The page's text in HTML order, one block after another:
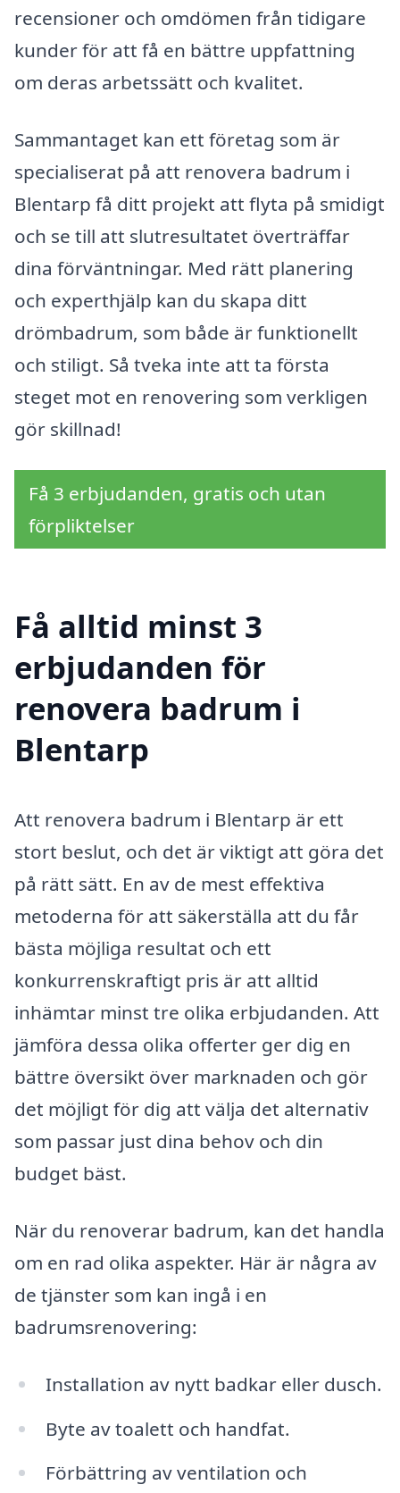
recensioner och omdömen från tidigare
kunder för att få en bättre uppfattning
om deras arbetssätt och kvalitet.
Sammantaget kan ett företag som är
specialiserat på att renovera badrum i
Blentarp få ditt projekt att flyta på smidigt
och se till att slutresultatet överträffar
dina förväntningar. Med rätt planering
och experthjälp kan du skapa ditt
drömbadrum, som både är funktionellt
och stiligt. Så tveka inte att ta första
steget mot en renovering som verkligen
gör skillnad!
Få 3 erbjudanden, gratis och utan
förpliktelser
Få alltid minst 3
erbjudanden för
renovera badrum i
Blentarp
Att renovera badrum i Blentarp är ett
stort beslut, och det är viktigt att göra det
på rätt sätt. En av de mest effektiva
metoderna för att säkerställa att du får
bästa möjliga resultat och ett
konkurrenskraftigt pris är att alltid
inhämtar minst tre olika erbjudanden. Att
jämföra dessa olika offerter ger dig en
bättre översikt över marknaden och gör
det möjligt för dig att välja det alternativ
som passar just dina behov och din
budget bäst.
När du renoverar badrum, kan det handla
om en rad olika aspekter. Här är några av
de tjänster som kan ingå i en
badrumsrenovering:
Installation av nytt badkar eller dusch.
Byte av toalett och handfat.
Förbättring av ventilation och